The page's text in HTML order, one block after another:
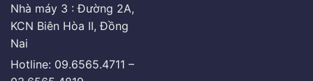
Nhà máy 3 : Đường 2A,
KCN Biên Hòa II, Đồng
Nai
Hotline: 09.6565.4711 –